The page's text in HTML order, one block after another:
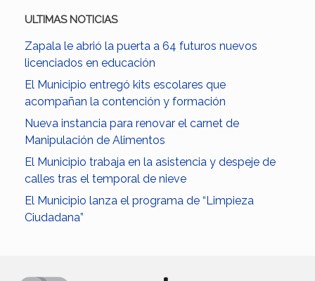
ULTIMAS NOTICIAS
Zapala le abrió la puerta a 64 futuros nuevos
licenciados en educación
El Municipio entregó kits escolares que
acompañan la contención y formación
Nueva instancia para renovar el carnet de
Manipulación de Alimentos
El Municipio trabaja en la asistencia y despeje de
calles tras el temporal de nieve
El Municipio lanza el programa de “Limpieza
Ciudadana”